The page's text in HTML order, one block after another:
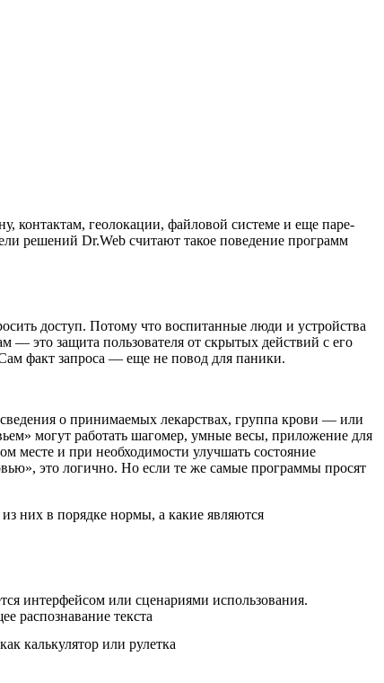
контактам, геолокации, файловой системе и еще паре-
решений Dr.Web считают такое поведение программ
доступ. Потому что воспитанные люди и устройства
— это защита пользователя от скрытых действий с его
факт запроса — еще не повод для паники.
о принимаемых лекарствах, группа крови — или
могут работать шагомер, умные весы, приложение для
месте и при необходимости улучшать состояние
это логично. Но если те же самые программы просят
них в порядке нормы, а какие являются
интерфейсом или сценариями использования.
распознавание текста
калькулятор или рулетка